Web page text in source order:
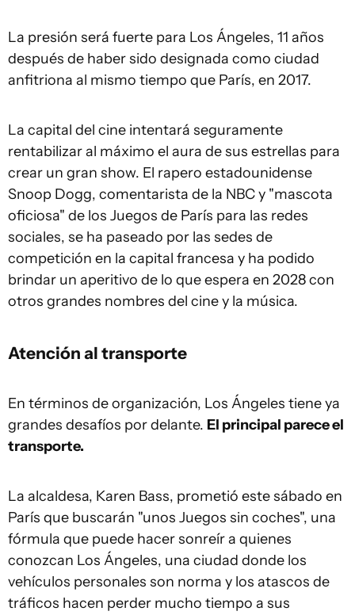
La presión será fuerte para Los Ángeles, 11 años
después de haber sido designada como ciudad
anfitriona al mismo tiempo que París, en 2017.
La capital del cine intentará seguramente
rentabilizar al máximo el aura de sus estrellas para
crear un gran show. El rapero estadounidense
Snoop Dogg, comentarista de la NBC y "mascota
oficiosa" de los Juegos de París para las redes
sociales, se ha paseado por las sedes de
competición en la capital francesa y ha podido
brindar un aperitivo de lo que espera en 2028 con
otros grandes nombres del cine y la música.
Atención al transporte
En términos de organización, Los Ángeles tiene ya
grandes desafíos por delante. El principal parece el
transporte.
La alcaldesa, Karen Bass, prometió este sábado en
París que buscarán "unos Juegos sin coches", una
fórmula que puede hacer sonreír a quienes
conozcan Los Ángeles, una ciudad donde los
vehículos personales son norma y los atascos de
tráficos hacen perder mucho tiempo a sus